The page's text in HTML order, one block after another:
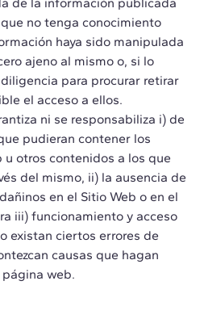
no tenga conocimiento
haya sido manipulada
ajeno al mismo o, si lo
para procurar retirar
el acceso a ellos.
ni se responsabiliza i) de
pudieran contener los
otros contenidos a los que
del mismo, ii) la ausencia de
en el Sitio Web o en el
iii) funcionamiento y acceso
existan ciertos errores de
causas que hagan
web.